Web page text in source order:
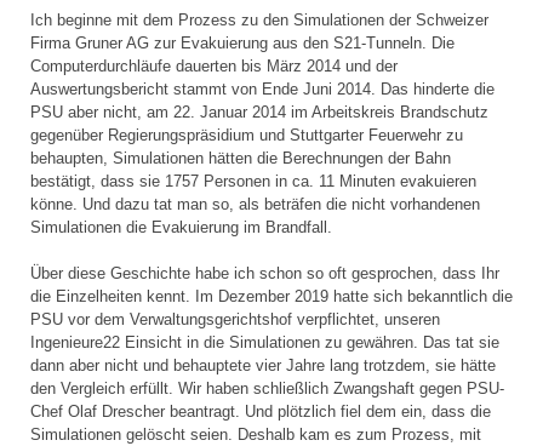
Ich beginne mit dem Prozess zu den Simulationen der Schweizer
Firma Gruner AG zur Evakuierung aus den S21-Tunneln. Die
Computerdurchläufe dauerten bis März 2014 und der
Auswertungsbericht stammt von Ende Juni 2014. Das hinderte die
PSU aber nicht, am 22. Januar 2014 im Arbeitskreis Brandschutz
gegenüber Regierungspräsidium und Stuttgarter Feuerwehr zu
behaupten, Simulationen hätten die Berechnungen der Bahn
bestätigt, dass sie 1757 Personen in ca. 11 Minuten evakuieren
könne. Und dazu tat man so, als beträfen die nicht vorhandenen
Simulationen die Evakuierung im Brandfall.
Über diese Geschichte habe ich schon so oft gesprochen, dass Ihr
die Einzelheiten kennt. Im Dezember 2019 hatte sich bekanntlich die
PSU vor dem Verwaltungsgerichtshof verpflichtet, unseren
Ingenieure22 Einsicht in die Simulationen zu gewähren. Das tat sie
dann aber nicht und behauptete vier Jahre lang trotzdem, sie hätte
den Vergleich erfüllt. Wir haben schließlich Zwangshaft gegen PSU-
Chef Olaf Drescher beantragt. Und plötzlich fiel dem ein, dass die
Simulationen gelöscht seien. Deshalb kam es zum Prozess, mit